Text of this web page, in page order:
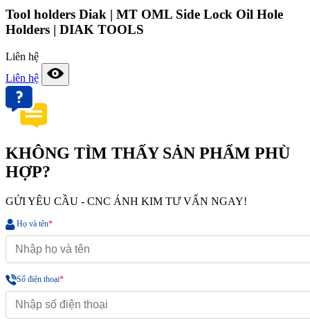
Tool holders Diak | MT OML Side Lock Oil Hole
Holders | DIAK TOOLS
Liên hệ
Liên hệ
KHÔNG TÌM THẤY SẢN PHẨM PHÙ
HỢP?
GỬI YÊU CẦU - CNC ÁNH KIM TƯ VẤN NGAY!
Họ và tên*
Số điện thoại*